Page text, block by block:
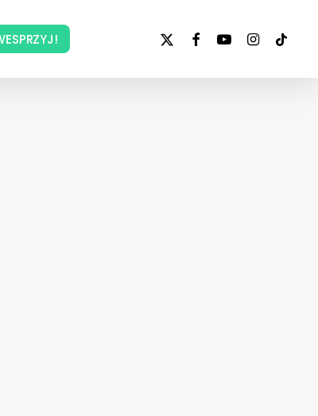
x-
facebookyoutubeinstagram
tiktok